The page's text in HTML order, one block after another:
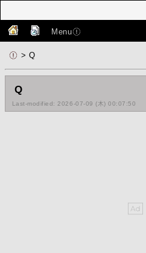
Menu
> Q
Q
Last-modified: 2026-07-09 (木) 00:07:50